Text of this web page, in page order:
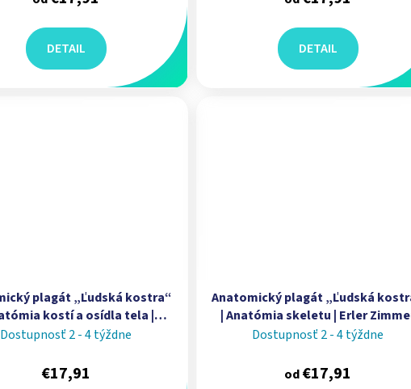
DETAIL DETAIL
plagát „Ľudská kostra“
kostí a osídla tela |
| Erler Zimmer
Dostupnosť 2 - 4 týždne
€17,91
Anatomický plagát „Ľudská
| Anatómia skeletu | Erler
Dostupnosť 2 - 4 týždne
od€17,91